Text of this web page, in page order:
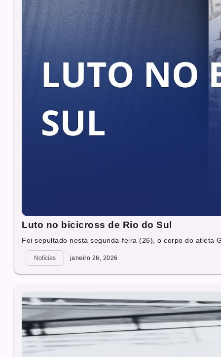
Luto no bicicross de Rio do Sul
Foi sepultado nesta segunda-feira (26), o corpo do atleta
Notícias janeiro 26, 2026